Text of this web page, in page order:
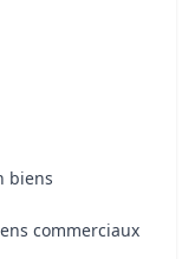
biens
commerciaux